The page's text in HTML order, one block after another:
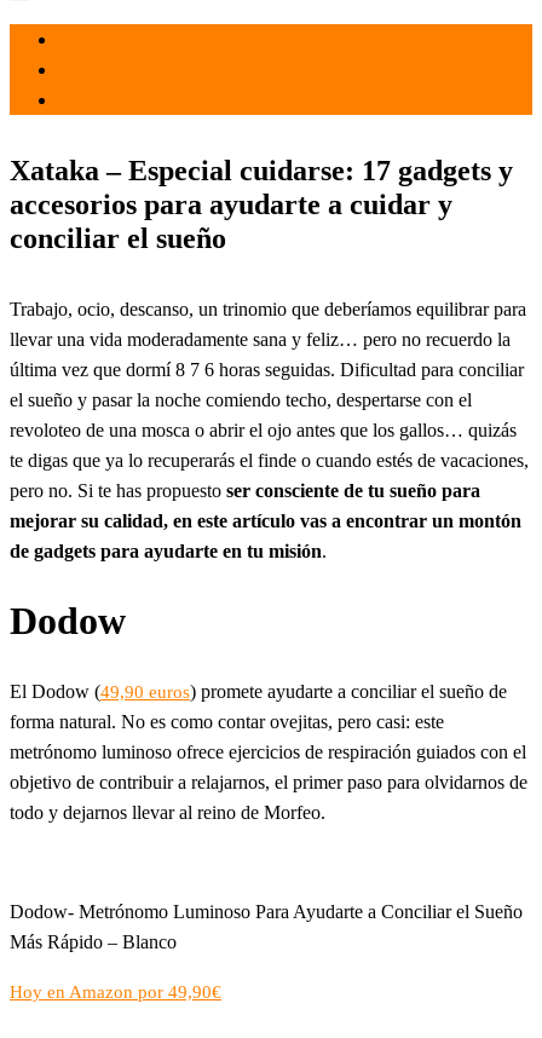
Xataka – Especial cuidarse: 17 gadgets y
accesorios para ayudarte a cuidar y
conciliar el sueño
Trabajo, ocio, descanso, un trinomio que deberíamos equilibrar para
llevar una vida moderadamente sana y feliz… pero no recuerdo la
última vez que dormí 8 7 6 horas seguidas. Dificultad para conciliar
el sueño y pasar la noche comiendo techo, despertarse con el
revoloteo de una mosca o abrir el ojo antes que los gallos… quizás
te digas que ya lo recuperarás el finde o cuando estés de vacaciones,
pero no. Si te has propuesto ser consciente de tu sueño para
mejorar su calidad, en este artículo vas a encontrar un montón
de gadgets para ayudarte en tu misión.
Dodow
El Dodow (49,90 euros) promete ayudarte a conciliar el sueño de
forma natural. No es como contar ovejitas, pero casi: este
metrónomo luminoso ofrece ejercicios de respiración guiados con el
objetivo de contribuir a relajarnos, el primer paso para olvidarnos de
todo y dejarnos llevar al reino de Morfeo.
Dodow- Metrónomo Luminoso Para Ayudarte a Conciliar el Sueño
Más Rápido – Blanco
Hoy en Amazon por 49,90€